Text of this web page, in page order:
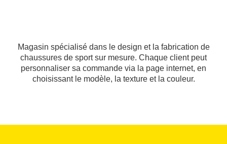
Magasin spécialisé dans le design et la fabrication de
chaussures de sport sur mesure. Chaque client peut
personnaliser sa commande via la page internet, en
choisissant le modèle, la texture et la couleur.